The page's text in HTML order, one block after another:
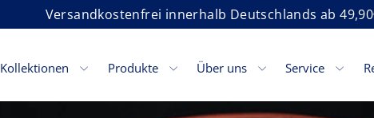
Versandkostenfrei innerhalb Deutschlands ab
Kollektionen Produkte Über uns Service